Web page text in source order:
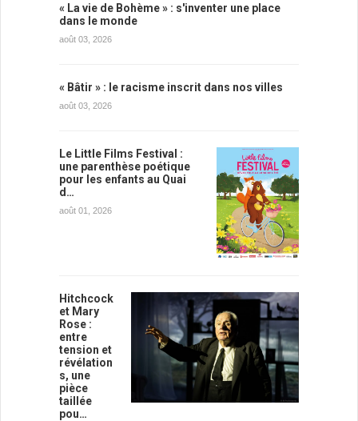
« La vie de Bohème » : s'inventer une place
dans le monde
août 03, 2026
« Bâtir » : le racisme inscrit dans nos villes
août 03, 2026
Le Little Films Festival :
une parenthèse poétique
pour les enfants au Quai
d…
août 01, 2026
Hitchcock
et Mary
Rose :
entre
tension et
révélation
s, une
pièce
taillée
pou…